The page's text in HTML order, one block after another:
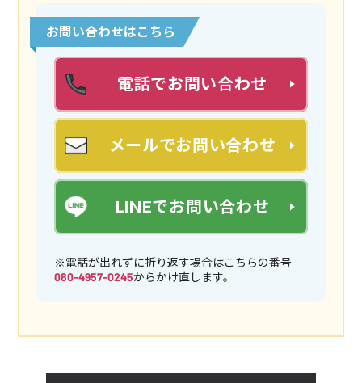
お問い合わせはこちら
電話でお問い合わせ
メールでお問い合わせ
LINEでお問い合わせ
※電話が出れずに折り返す場合はこちらの番号
080-4957-0245からかけ直します。